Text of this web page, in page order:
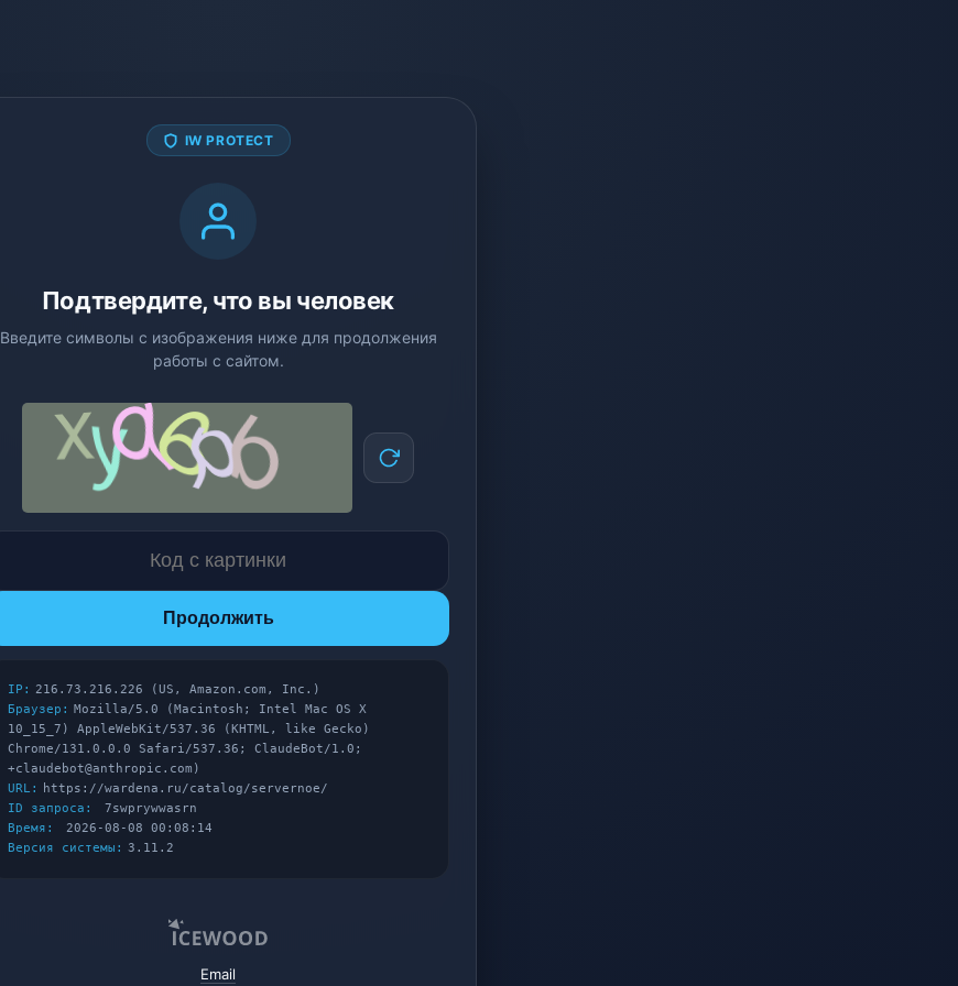
IW PROTECT
Подтвердите, что вы человек
Введите символы с изображения ниже для продолжения
работы с сайтом.
Продолжить
IP: 216.73.216.226 (US, Amazon.com, Inc.)
Браузер: Mozilla/5.0 (Macintosh; Intel Mac OS X
10_15_7) AppleWebKit/537.36 (KHTML, like Gecko)
Chrome/131.0.0.0 Safari/537.36; ClaudeBot/1.0;
+claudebot@anthropic.com)
URL:
https://wardena.ru/catalog/servernoe/
ID запроса:
7swprywwasrn
Время:
2026-08-08 00:08:14
Версия системы: 3.11.2
Email